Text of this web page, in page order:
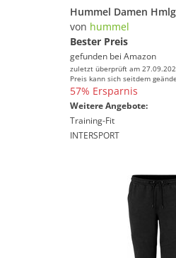
von hummel
Bester Preis
gefunden bei Amazon
zuletzt überprüft am
Preis kann sich seitdem
57% Ersparnis
Weitere Angebote:
Training-Fit
INTERSPORT